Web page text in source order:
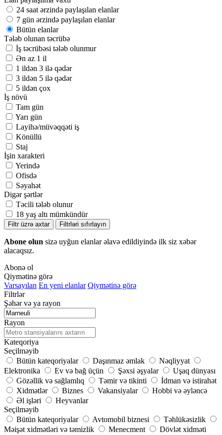
24 saat ərzində paylaşılan elanlar
7 gün ərzində paylaşılan elanlar
Bütün elanlar
Tələb olunan təcrübə
İş təcrübəsi tələb olunmur
Ən az 1 il
1 ildən 3 ilə qədər
3 ildən 5 ilə qədər
5 ildən çox
İş növü
Tam gün
Yarı gün
Layihə/müvəqqəti iş
Könüllü
Staj
İşin xarakteri
Yerində
Ofisdə
Səyahət
Digər şərtlər
Təcili tələb olunur
18 yaş altı mümkündür
Filtr üzrə axtar Filtrləri sıfırlayın
Abone olun sizə uyğun elanlar əlavə edildiyində ilk siz xəbər
alacaqsız.
Abonə ol
Qiymətinə görə
Varsayılan En yeni elanlar Qiymətinə görə
Filtrlər
Şəhər və ya rayon
Rayon
Kateqoriya
Seçilməyib
Bütün kateqoriyalar
Daşınmaz əmlak
Nəqliyyat
Elektronika
Ev və bağ üçün Şəxsi əşyalar
Uşaq dünyası
Gözəllik və sağlamlıq
Təmir və tikinti
İdman və istirahət
Xidmətlər
Biznes Vakansiyalar
Hobbi və əyləncə
Əl işləri
Heyvanlar
Seçilməyib
Bütün kateqoriyalar
Avtomobil biznesi
Təhlükəsizlik
Məişət xidmətləri və təmizlik
Menecment
Dövlət xidməti